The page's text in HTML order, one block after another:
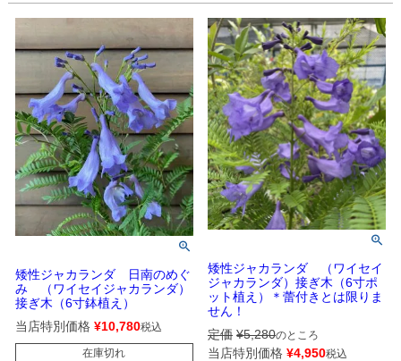
矮性ジャカランダ 日南のめぐ
み （ワイセイジャカランダ）
接ぎ木（6寸鉢植え）
当店特別価格 ¥10,780税込
在庫切れ
矮性ジャカランダ （ワイセイ
ジャカランダ）接ぎ木（6寸ポ
ット植え）＊蕾付きとは限りま
せん！
定価 ¥5,280のところ
当店特別価格 ¥4,950税込